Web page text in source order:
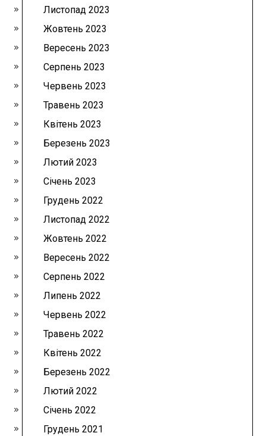
Листопад 2023
Жовтень 2023
Вересень 2023
Серпень 2023
Червень 2023
Травень 2023
Квітень 2023
Березень 2023
Лютий 2023
Січень 2023
Грудень 2022
Листопад 2022
Жовтень 2022
Вересень 2022
Серпень 2022
Липень 2022
Червень 2022
Травень 2022
Квітень 2022
Березень 2022
Лютий 2022
Січень 2022
Грудень 2021